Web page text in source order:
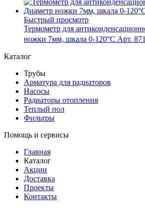
Быстрый просмотр
Термометр для
ножки 7мм, шкала 0-120°C Арт.
Каталог
Трубы
Арматура для радиаторов
Насосы
Радиаторы отопления
Теплый пол
Фильтры
Помощь и сервисы
Главная
Каталог
Акции
Доставка
Проекты
Контакты